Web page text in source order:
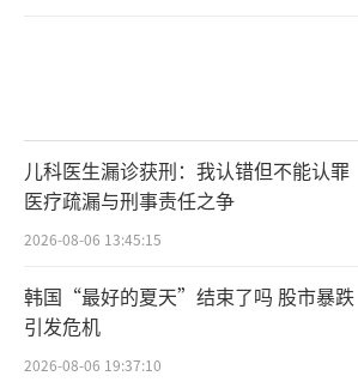
儿科医生漏诊获刑：我认错但不能认罪
医疗疏漏与刑事责任之争
2026-08-06 13:45:15
韩国“最好的夏天”结束了吗 股市暴跌
引发危机
2026-08-06 19:37:10